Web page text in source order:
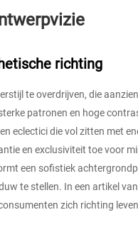
richting
te overdrijven, die
patronen en hoge
eclectici die vol zitten met
en exclusiviteit toe voor
een sofistiek
te stellen. In een artikel
zich richting